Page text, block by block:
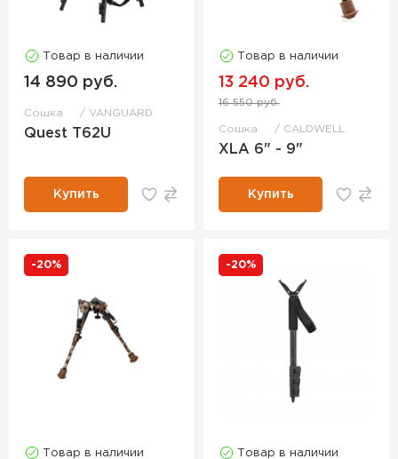
Товар в наличии
14 890 руб.
Сошка VANGUARD
Quest T62U
Купить
Товар в наличии
13 240 руб.
16 550 руб.
Сошка CALDWELL
XLA 6" - 9"
Купить
-20%
Товар в наличии
-20%
Товар в наличии